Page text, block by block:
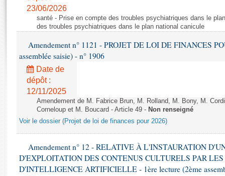
Textes adoptés
Rapports législatifs
Rapports sur l'application des lois
Baromètre de l’application des lois
Dossiers législatifs
Questions écrites et orales
Comptes rendus des débats
Juniors
Anciennes législatures
23/06/2026
santé - Prise en compte des troubles psychiatriques dans le
des troubles psychiatriques dans le plan national canicule
Amendement n° 1121 - PROJET DE LOI DE FINANCES
assemblée saisie) - n° 1906
Date de
dépôt :
12/11/2025
Amendement de M. Fabrice Brun, M. Rolland, M. Bony, M.
Corneloup et M. Boucard - Article 49 - Non renseigné
Voir le dossier (Projet de loi de finances pour 2026)
Amendement n° 12 - RELATIVE À L'INSTAURATION
D'EXPLOITATION DES CONTENUS CULTURELS PAR LES
D'INTELLIGENCE ARTIFICIELLE - 1ère lecture (2ème